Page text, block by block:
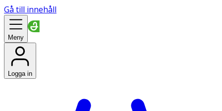
Gå till innehåll
Meny
Logga in